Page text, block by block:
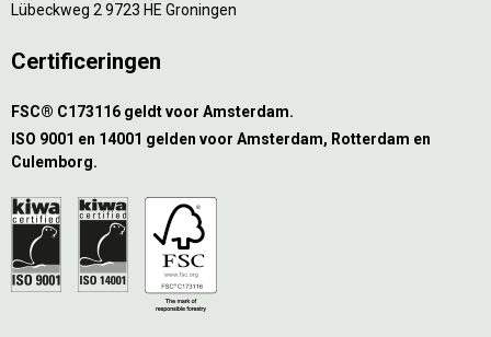
Lübeckweg 2 9723 HE Groningen
Certificeringen
FSC® C173116 geldt voor Amsterdam.
ISO 9001 en 14001 gelden voor Amsterdam, Rotterdam en
Culemborg.